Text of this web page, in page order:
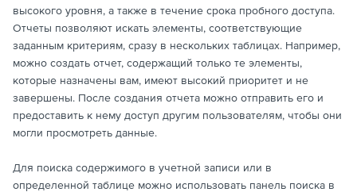
высокого уровня, а также в течение срока пробного доступа.
Отчеты позволяют искать элементы, соответствующие
заданным критериям, сразу в нескольких таблицах. Например,
можно создать отчет, содержащий только те элементы,
которые назначены вам, имеют высокий приоритет и не
завершены. После создания отчета можно отправить его и
предоставить к нему доступ другим пользователям, чтобы они
могли просмотреть данные.
Для поиска содержимого в учетной записи или в
определенной таблице можно использовать панель поиска в